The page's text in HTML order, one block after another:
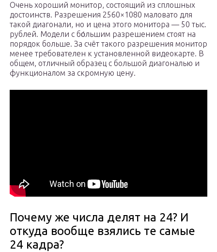
Очень хороший монитор, состоящий из сплошных
достоинств. Разрешения 2560×1080 маловато для
такой диагонали, но и цена этого монитора — 50 тыс.
рублей. Модели с бо́льшим разрешением стоят на
порядок больше. За счёт такого разрешения монитор
менее требователен к установленной видеокарте. В
общем, отличный образец с большой диагональю и
функционалом за скромную цену.
Почему же числа делят на 24? И
откуда вообще взялись те самые
24 кадра?